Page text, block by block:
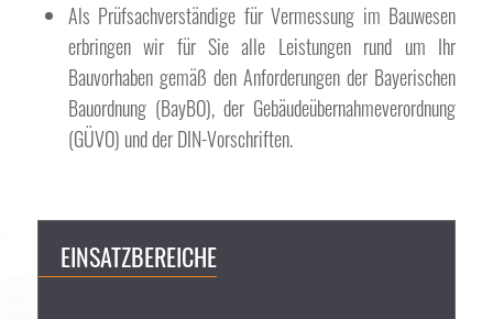
Als Prüfsachverständige für Vermessung im Bauwesen
erbringen wir für Sie alle Leistungen rund um Ihr
Bauvorhaben gemäß den Anforderungen der Bayerischen
Bauordnung (BayBO), der Gebäudeübernahmeverordnung
(GÜVO) und der DIN-Vorschriften.
EINSATZBEREICHE